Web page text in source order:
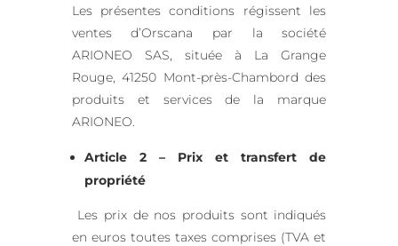
Les présentes conditions régissent les
ventes d’Orscana par la société
ARIONEO SAS, située à La Grange
Rouge, 41250 Mont-près-Chambord des
produits et services de la marque
ARIONEO.
Article 2 – Prix et transfert de
propriété
Les prix de nos produits sont indiqués
en euros toutes taxes comprises (TVA et